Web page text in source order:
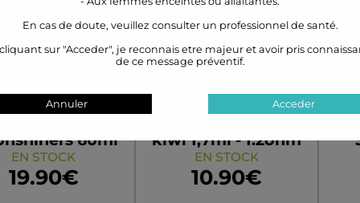
En cas de doute, veuillez consulter un professionnel de santé.
sur "Acceder", je reconnais etre majeur et avoir pris
de ce message préventif.
Annuler Acceder
Sucker 60ml
60ml
boosté
EN STOCK
19.90€
Cartouche pour
kiwi 1,7ml - 1.2ohm
par 3 - KiwiVapor
EN STOCK
10.90€